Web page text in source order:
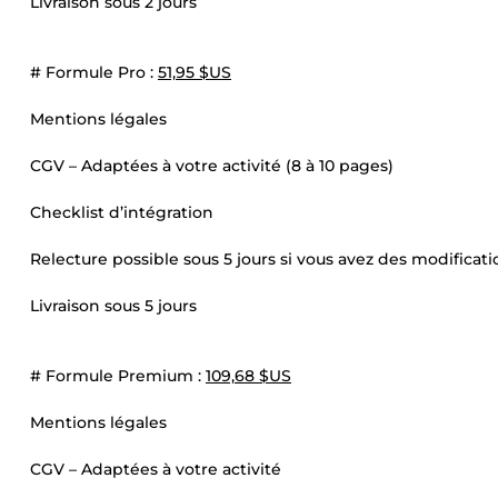
# Formule Pro : 51,95 $US
Mentions légales
CGV – Adaptées à votre activité (8 à 10 pages)
Checklist d’intégration
Relecture possible sous 5 jours si vous avez des
Livraison sous 5 jours
# Formule Premium : 109,68 $US
Mentions légales
CGV – Adaptées à votre activité